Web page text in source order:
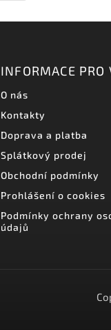
INFORMACE PRO
O nás
Kontakty
Doprava a platba
Splátkový prodej
Obchodní podmínky
Prohlášení o cookies
Podmínky ochrany
údajů